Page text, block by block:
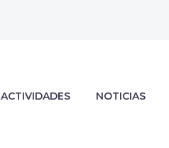
ACTIVIDADES NOTICIAS